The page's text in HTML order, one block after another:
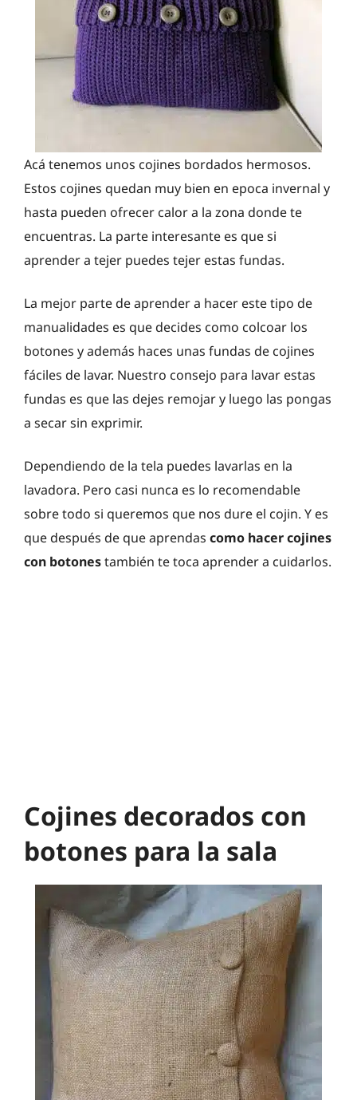
Acá tenemos unos cojines bordados hermosos.
Estos cojines quedan muy bien en epoca invernal y
hasta pueden ofrecer calor a la zona donde te
encuentras. La parte interesante es que si
aprender a tejer puedes tejer estas fundas.
La mejor parte de aprender a hacer este tipo de
manualidades es que decides como colcoar los
botones y además haces unas fundas de cojines
fáciles de lavar. Nuestro consejo para lavar estas
fundas es que las dejes remojar y luego las pongas
a secar sin exprimir.
Dependiendo de la tela puedes lavarlas en la
lavadora. Pero casi nunca es lo recomendable
sobre todo si queremos que nos dure el cojin. Y es
que después de que aprendas como hacer cojines
con botonestambién te toca aprender a cuidarlos.
Cojines decorados con
botones para la sala